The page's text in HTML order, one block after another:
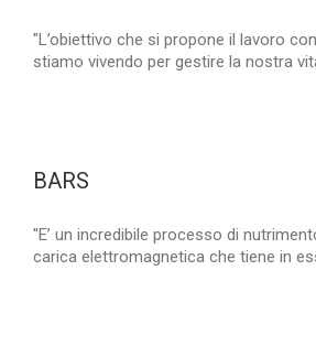
"L’obiettivo che si propone il lavoro
stiamo vivendo per gestire la nostra
BARS
"E’ un incredibile processo di
carica elettromagnetica che tiene in